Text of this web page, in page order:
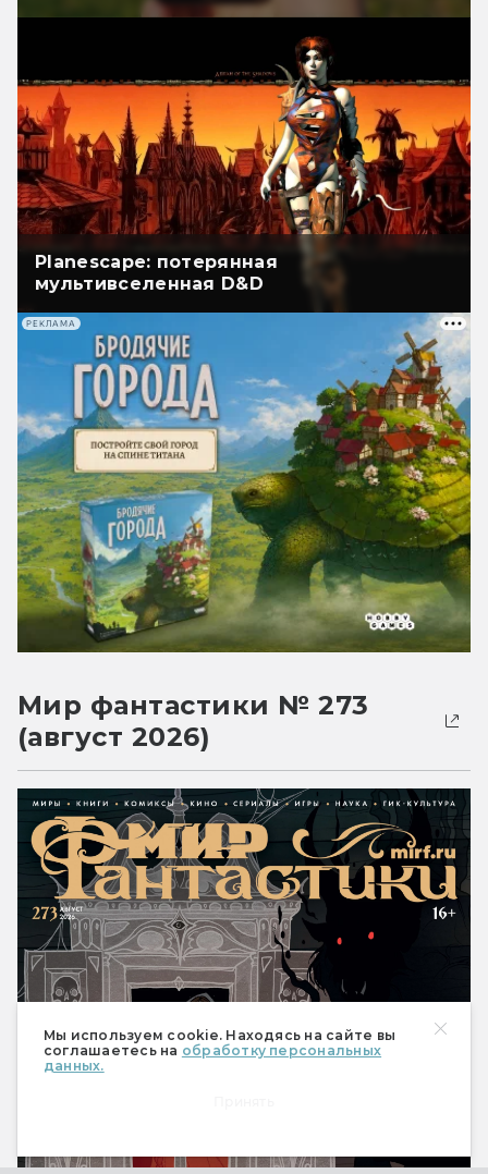
Мы используем cookie. Находясь на сайте вы
соглашаетесь на обработку персональных
данных.
Planescape: потерянная
мультивселенная D&D
РЕКЛАМА
Мир фантастики № 273
(август 2026)